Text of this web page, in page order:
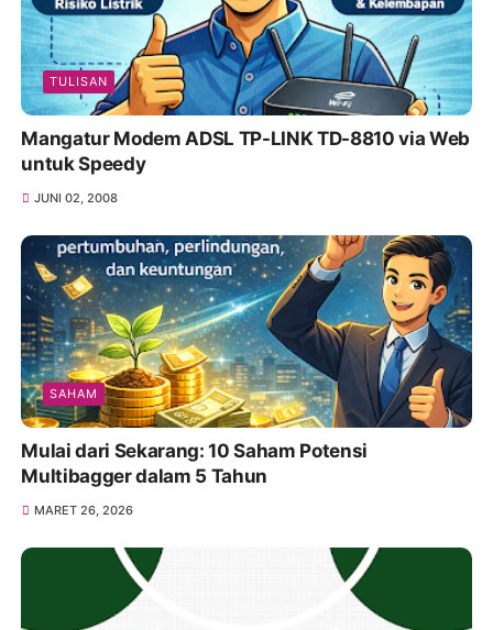
TULISAN
Mangatur Modem ADSL TP-LINK TD-8810 via Web
untuk Speedy
JUNI 02, 2008
SAHAM
Mulai dari Sekarang: 10 Saham Potensi
Multibagger dalam 5 Tahun
MARET 26, 2026